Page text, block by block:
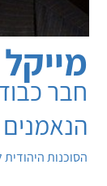
חבר
הנאמנים
הסוכנות